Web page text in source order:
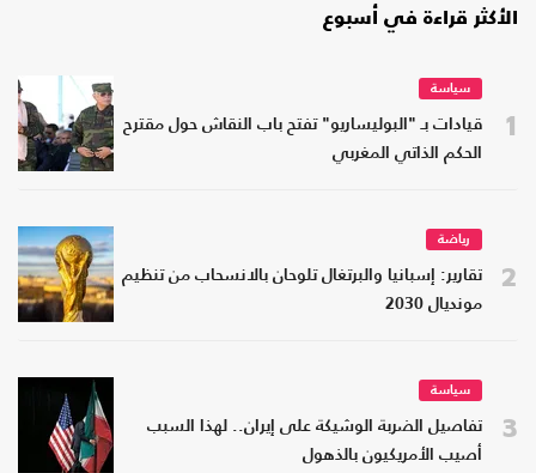
الأكثر قراءة في أسبوع
1
سياسة
قيادات بـ "البوليساريو" تفتح باب النقاش حول مقترح
الحكم الذاتي المغربي
2
رياضة
تقارير: إسبانيا والبرتغال تلوحان بالانسحاب من تنظيم
مونديال 2030
3
سياسة
تفاصيل الضربة الوشيكة على إيران.. لهذا السبب
أصيب الأمريكيون بالذهول